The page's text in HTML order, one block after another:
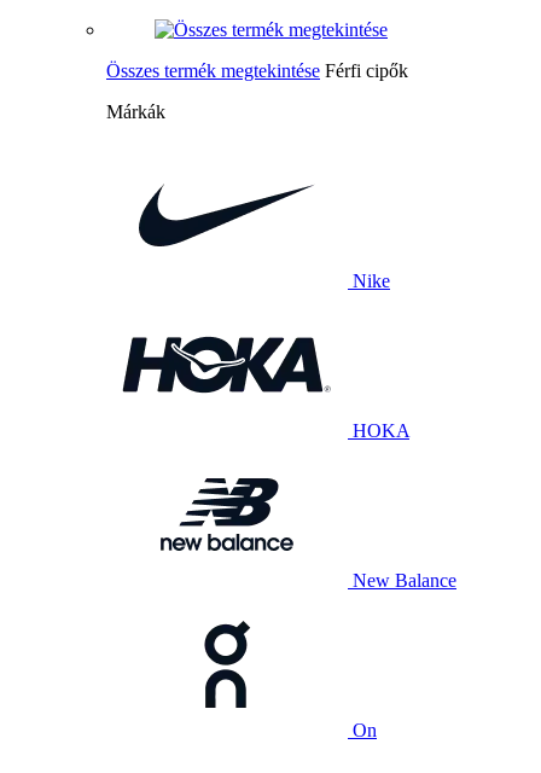
Összes termék megtekintése Férfi cipők
Márkák
Nike
HOKA
New Balance
On